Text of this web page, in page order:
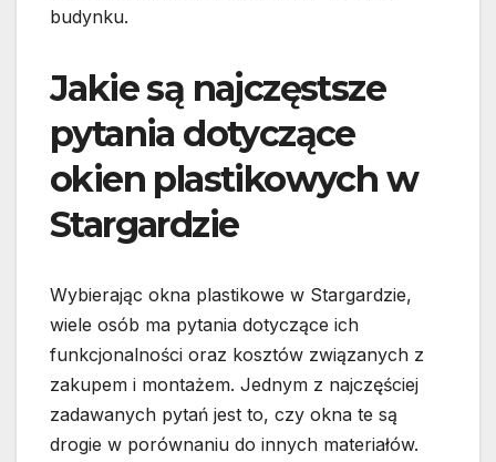
budynku.
Jakie są najczęstsze
pytania dotyczące
okien plastikowych w
Stargardzie
Wybierając okna plastikowe w Stargardzie,
wiele osób ma pytania dotyczące ich
funkcjonalności oraz kosztów związanych z
zakupem i montażem. Jednym z najczęściej
zadawanych pytań jest to, czy okna te są
drogie w porównaniu do innych materiałów.